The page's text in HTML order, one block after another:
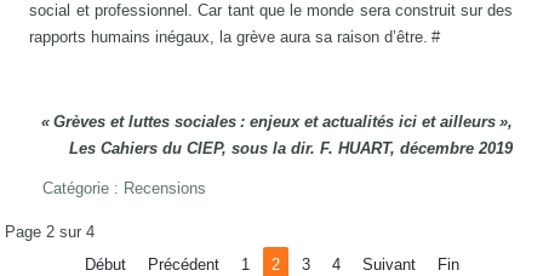
social et professionnel. Car tant que le monde sera construit sur des
rapports humains inégaux, la grève aura sa raison d’être. #
« Grèves et luttes sociales : enjeux et actualités ici et ailleurs »,
Les Cahiers du CIEP, sous la dir. F. HUART, décembre 2019
Catégorie : Recensions
Page 2 sur 4
Début
Précédent 1 2 3 4 Suivant Fin